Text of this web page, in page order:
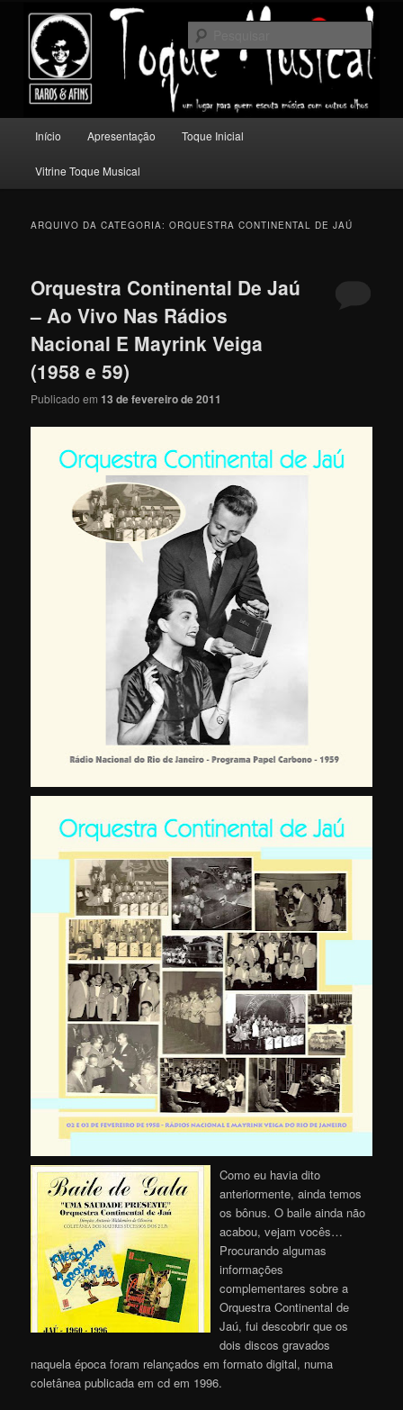
conteúdo
principal
conteúdo
secundário
Toque Musical
Um lugar para quem escuta música com outros olhos.
principal
Início Apresentação Toque Inicial
Vitrine Toque Musical
ARQUIVO DA CATEGORIA:ORQUESTRA CONTINENTAL DE JAÚ
Orquestra Continental De Jaú
– Ao Vivo Nas Rádios
Nacional E Mayrink Veiga
(1958 e 59)
Publicado em13 de fevereiro de 2011
Como eu havia dito
anteriormente, ainda temos
os bônus. O baile ainda não
acabou, vejam vocês…
Procurando algumas
informações
complementares sobre a
Orquestra Continental de
Jaú, fui descobrir que os
dois discos gravados
naquela época foram relançados em formato digital, numa
coletânea publicada em cd em 1996.